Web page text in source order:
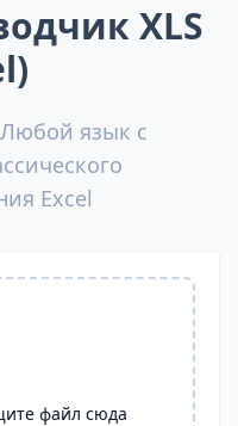
XLS
Любой язык с
Excel
файл сюда